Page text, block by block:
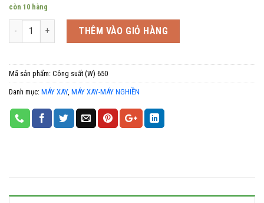
còn 10 hàng
Số lượng THÊM VÀO GIỎ HÀNG
Mã sản phẩm: Công suất (W) 650
Danh mục: MÁY XAY, MÁY XAY-MÁY NGHIỀN